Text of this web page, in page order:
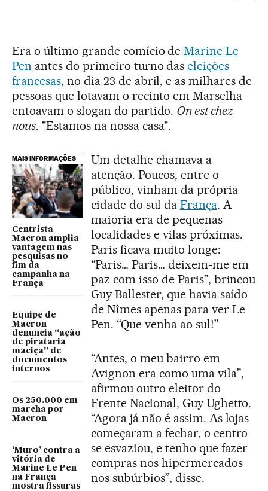
Era o último grande comício deMarine Le
Pen antes do primeiro turno daseleições
francesas, no dia 23 de abril, e as milhares de
pessoas que lotavam o recinto em Marselha
entoavam o slogan do partido. On est chez
nous. "Estamos na nossa casa".
MAIS INFORMAÇÕES
Centrista
Macron amplia
vantagem nas
pesquisas no
fim da
campanha na
França
Equipe de
Macron
denuncia “ação
de pirataria
maciça” de
documentos
internos
Os 250.000 em
marcha por
Macron
‘Muro’ contra a
vitória de
Marine Le Pen
na França
mostra fissuras
Um detalhe chamava a
atenção. Poucos, entre o
público, vinham da própria
cidade do sul da França. A
maioria era de pequenas
localidades e vilas próximas.
Paris ficava muito longe:
“Paris… Paris… deixem-me em
paz com isso de Paris”, brincou
Guy Ballester, que havia saído
de Nîmes apenas para ver Le
Pen. “Que venha ao sul!”
“Antes, o meu bairro em
Avignon era como uma vila”,
afirmou outro eleitor do
Frente Nacional, Guy Ughetto.
“Agora já não é assim. As lojas
começaram a fechar, o centro
se esvaziou, e tenho que fazer
compras nos hipermercados
nos subúrbios”, disse.